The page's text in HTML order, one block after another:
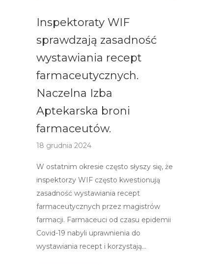
Inspektoraty WIF
sprawdzają zasadność
wystawiania recept
farmaceutycznych.
Naczelna Izba
Aptekarska broni
farmaceutów.
18 grudnia 2024
W ostatnim okresie często słyszy się, że
inspektorzy WIF często kwestionują
zasadność wystawiania recept
farmaceutycznych przez magistrów
farmacji. Farmaceuci od czasu epidemii
Covid-19 nabyli uprawnienia do
wystawiania recept i korzystają…